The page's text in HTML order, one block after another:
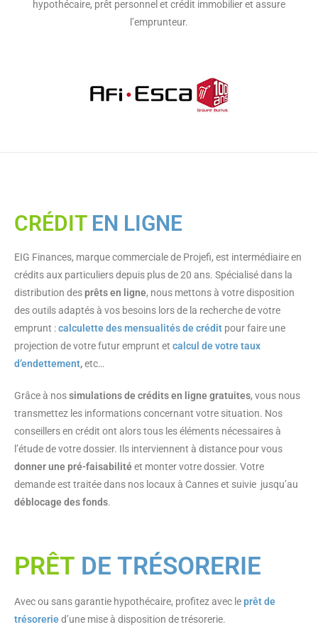
hypothécaire, prêt personnel et crédit immobilier et assure
l’emprunteur.
CRÉDITEN LIGNE
EIG Finances, marque commerciale de Projefi, est intermédiaire en
crédits aux particuliers depuis plus de 20 ans. Spécialisé dans la
distribution desprêts en ligne, nous mettons à votre disposition
des outils adaptés à vos besoins lors de la recherche de votre
emprunt :calculette des mensualités de crédit pour faire une
projection de votre futur emprunt et calcul de votre taux
d’endettement,etc…
Grâce à nossimulations de crédits en ligne gratuites, vous nous
transmettez les informations concernant votre situation. Nos
conseillers en crédit ont alors tous les éléments nécessaires à
l’étude de votre dossier. Ils interviennent à distance pour vous
donner une pré-faisabilité et monter votre dossier. Votre
demande est traitée dans nos locaux à Cannes et suivie jusqu’au
déblocage des fonds.
PRÊT DE TRÉSORERIE
Avec ou sans garantie hypothécaire, profitez avec leprêt de
trésorerie d’une mise à disposition de trésorerie.